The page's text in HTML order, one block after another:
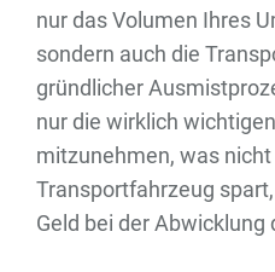
nur das Volumen Ihres
sondern auch die
gründlicher
nur die wirklich
mitzunehmen, was
Transportfahrzeug
Geld bei der Abwicklung